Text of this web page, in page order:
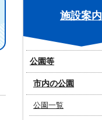
施設案内
公園等
市内の公園
公園一覧